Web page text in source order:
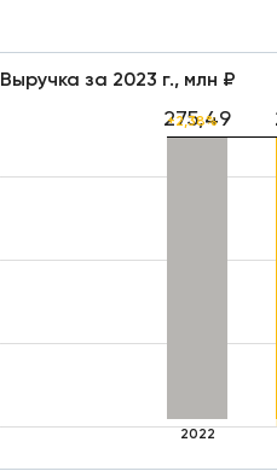
Выручка за 2023 г., млн ₽
275,49
2022
+2,38%